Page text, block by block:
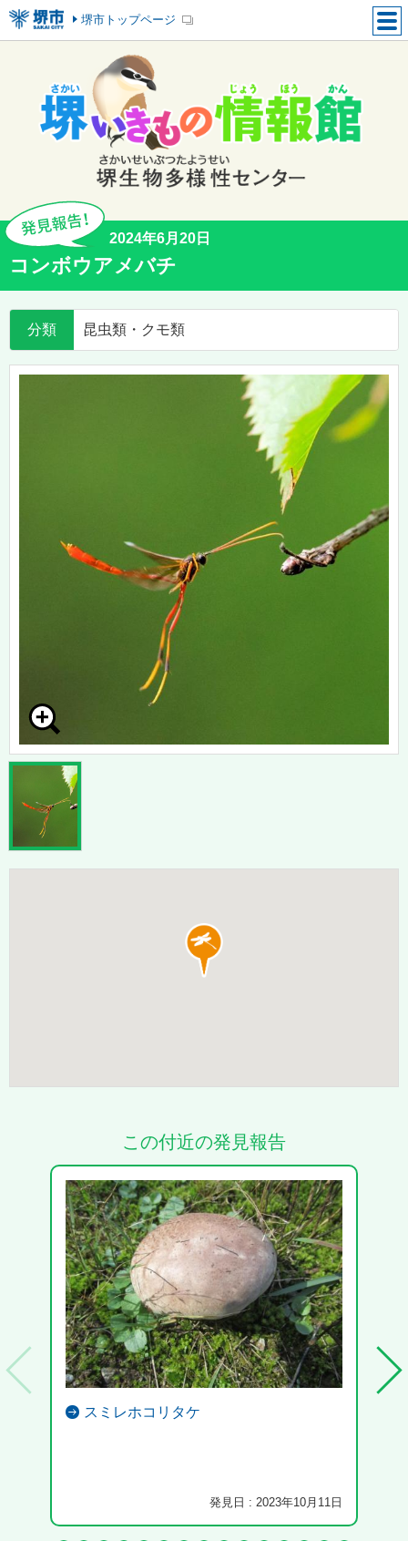
堺市トップページ
2024年6月20日
コンボウアメバチ
分類 昆虫類・クモ類
この付近の発見報告
スミレホコリタケ
発見日 : 2023年10月11日